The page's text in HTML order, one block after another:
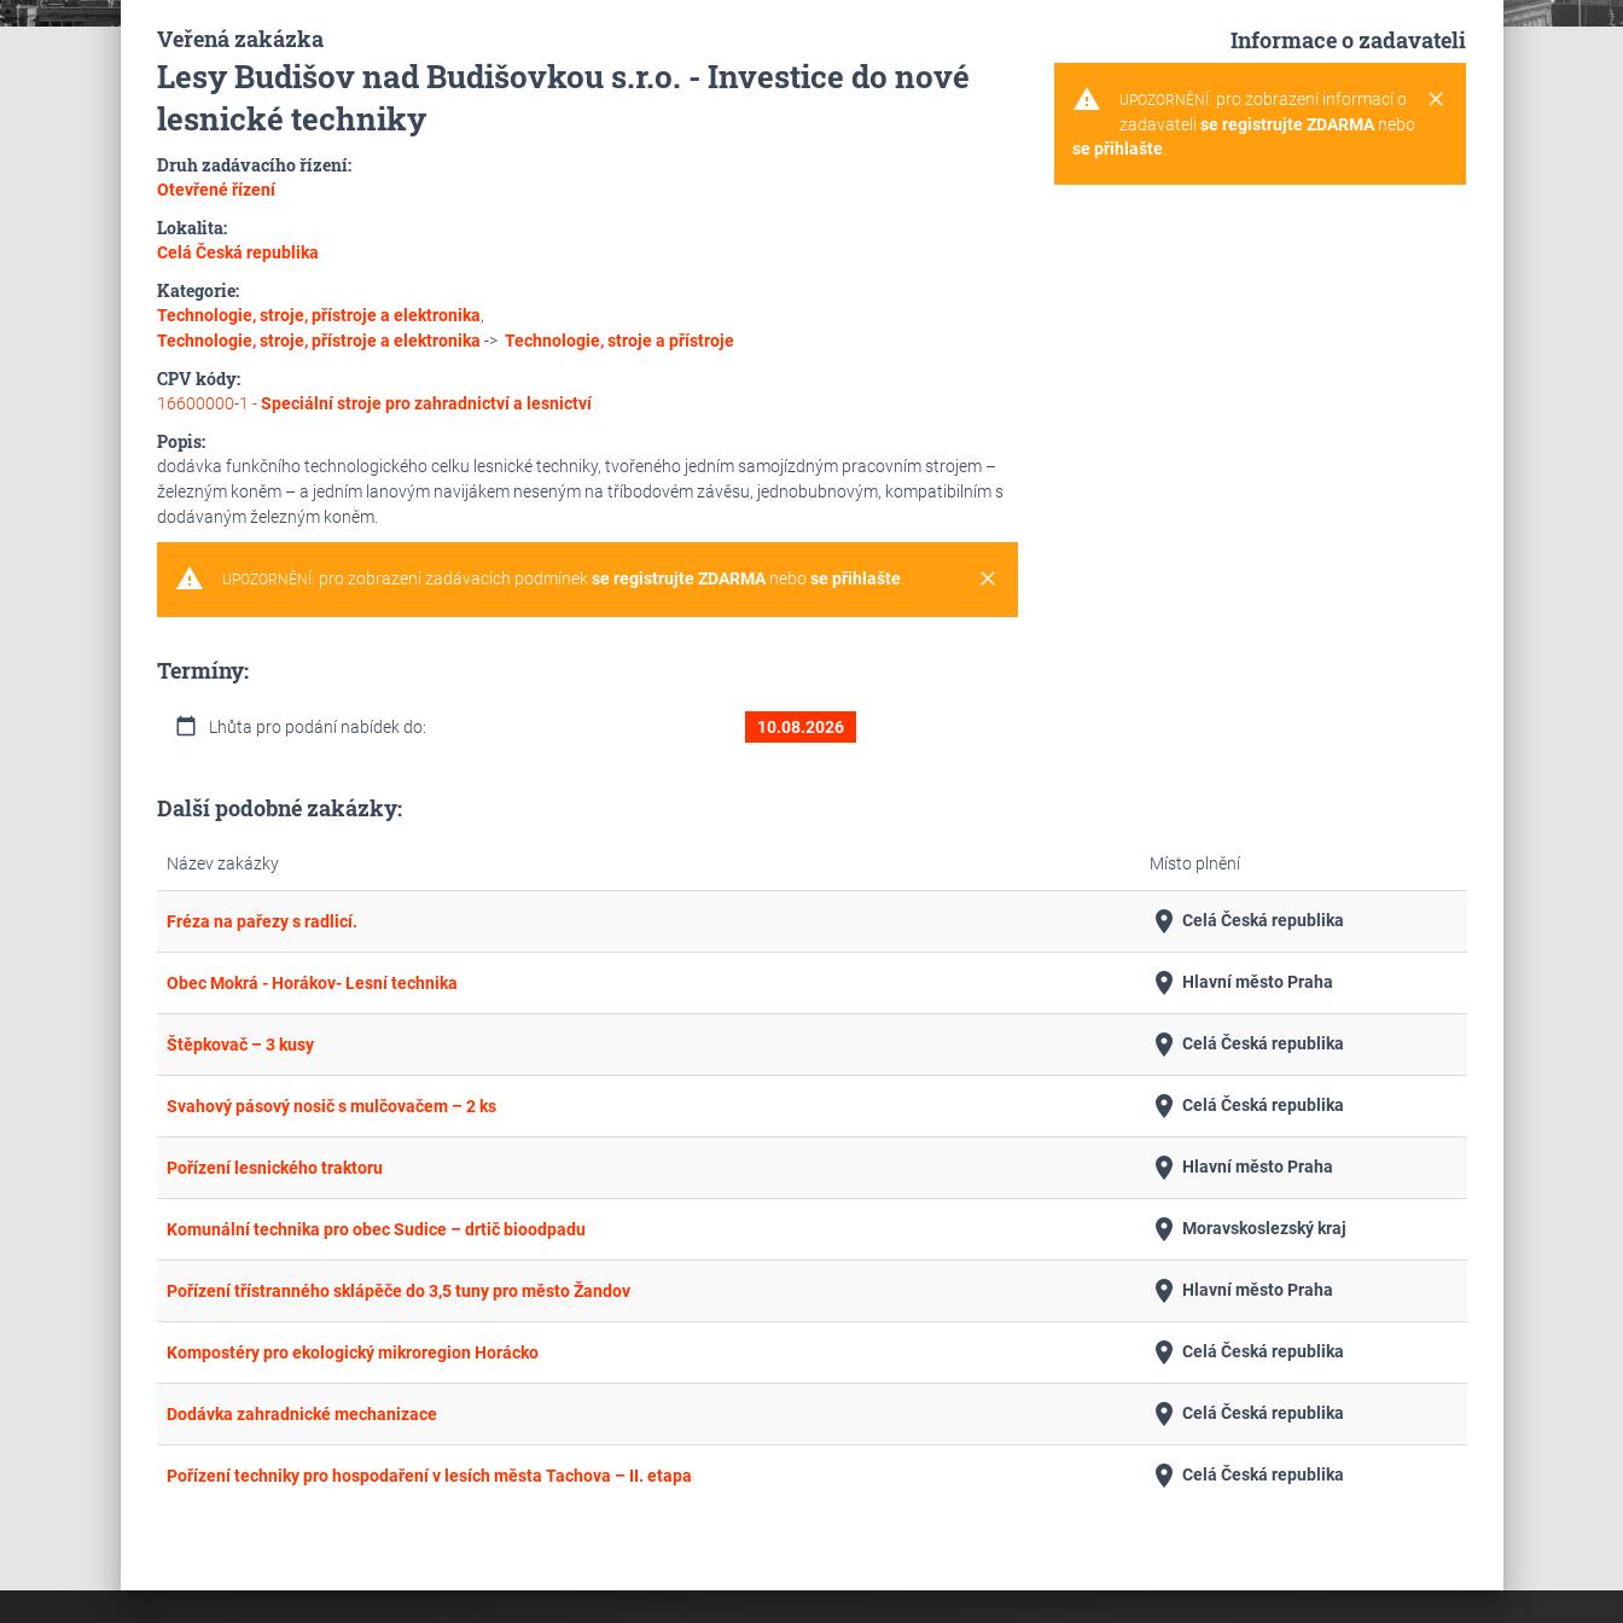
Veřená zakázka
Lesy Budišov nad Budišovkou s.r.o. - Investice do nové
lesnické techniky
Druh zadávacího řízení:
Otevřené řízení
Lokalita:
Celá Česká republika
Kategorie:
Technologie, stroje, přístroje a elektronika,
Technologie, stroje, přístroje a elektronika -> Technologie, stroje a přístroje
CPV kódy:
16600000-1 -Speciální stroje pro zahradnictví a lesnictví
Popis:
dodávka funkčního technologického celku lesnické techniky, tvořeného jedním samojízdným pracovním strojem –
železným koněm – a jedním lanovým navijákem neseným na tříbodovém závěsu, jednobubnovým, kompatibilním s
dodávaným železným koněm.
warning clear
UPOZORNĚNÍ: pro zobrazení zadávacích podmínekse registrujte ZDARMAnebose přihlašte.
Termíny:
calendar_today Lhůta pro podání nabídek do: 10.08.2026
Informace o zadavateli
warning clear
UPOZORNĚNÍ: pro zobrazení informací o
zadavateli se registrujte ZDARMAnebo
se přihlašte.
Další podobné zakázky:
Název zakázky Místo plnění
Fréza na pařezy s radlicí. place Celá Česká republika
Obec Mokrá - Horákov- Lesní technika place Hlavní město Praha
Štěpkovač – 3 kusy place Celá Česká republika
Svahový pásový nosič s mulčovačem – 2 ks place Celá Česká republika
Pořízení lesnického traktoru place Hlavní město Praha
Komunální technika pro obec Sudice – drtič bioodpadu place Moravskoslezský kraj
Pořízení třístranného sklápěče do 3,5 tuny pro město Žandov place Hlavní město Praha
Kompostéry pro ekologický mikroregion Horácko place Celá Česká republika
Dodávka zahradnické mechanizace place Celá Česká republika
Pořízení techniky pro hospodaření v lesích města Tachova – II. etapa place Celá Česká republika